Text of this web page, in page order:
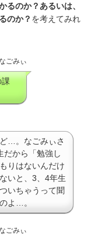
るのか？あるいは、
のか？ を考えてみれ
ごみぃ
課
…。なごみぃさ
だから「勉強し
りはないんだけ
いと、3、4年生
いちゃうって聞
よ…。
ごみぃ